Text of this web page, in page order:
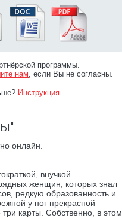
программы.
нам, если Вы не согласны.
Инструкция.
онлайн.
внучкой
женщин, которых знал
редкую образованность и
у ног прекрасной
карты. Собственно, в этом